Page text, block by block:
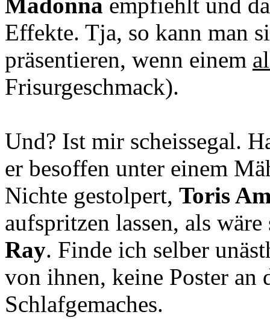
Effekte. Tja, so kann man
präsentieren, wenn einem
Frisurgeschmack).
Und? Ist mir scheissegal.
er besoffen unter einem
Nichte gestolpert, Toris
aufspritzen lassen, als
Ray. Finde ich selber
von ihnen, keine Poster an
Schlafgemaches.